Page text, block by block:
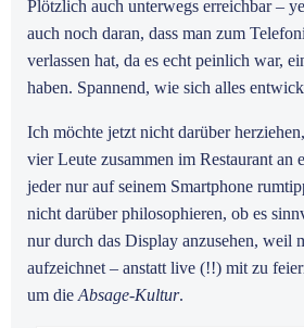
Plötzlich auch unterwegs erreichbar –
auch noch daran, dass man zum
verlassen hat, da es echt peinlich war,
haben. Spannend, wie sich alles
Ich möchte jetzt nicht darüber
vier Leute zusammen im Restaurant an
jeder nur auf seinem Smartphone
nicht darüber philosophieren, ob es
nur durch das Display anzusehen, weil
aufzeichnet – anstatt live (!!) mit zu
um die Absage-Kultur.